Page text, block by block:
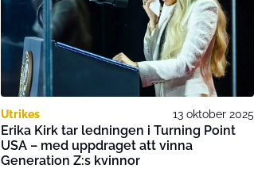
Utrikes 13 oktober 2025
Erika Kirk tar ledningen i Turning Point
USA – med uppdraget att vinna
Generation Z:s kvinnor